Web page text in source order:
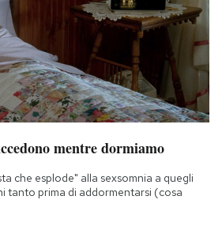
mentre dormiamo
che esplode" alla sexsomnia a quegli
tanto prima di addormentarsi (cosa